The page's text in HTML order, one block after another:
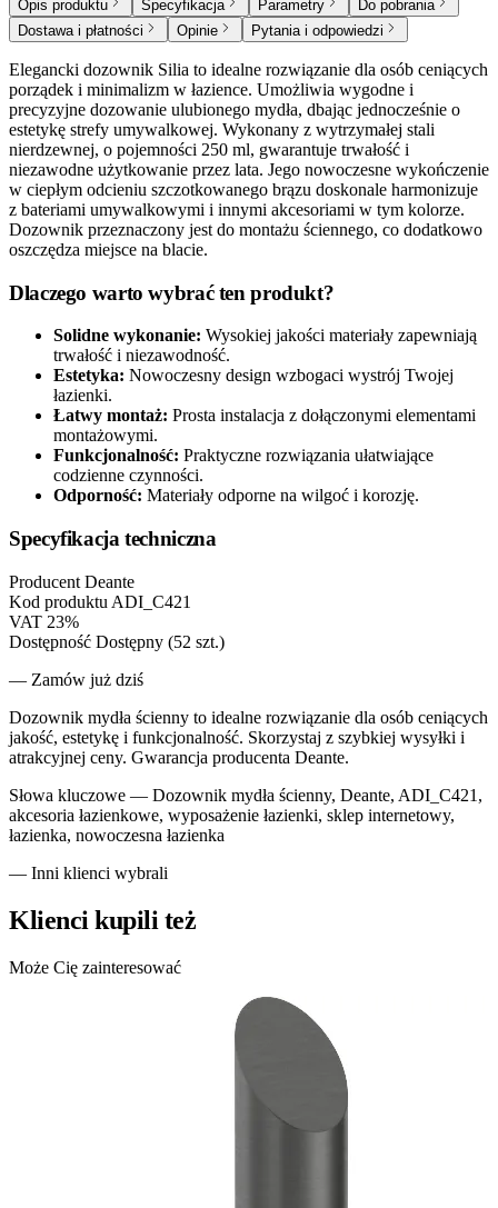
Opis produktu Specyfikacja Parametry
Do pobrania
Dostawa i płatności
Opinie Pytania i odpowiedzi
Elegancki dozownik Silia to idealne rozwiązanie dla osób ceniących
porządek i minimalizm w łazience. Umożliwia wygodne i
precyzyjne dozowanie ulubionego mydła, dbając jednocześnie o
estetykę strefy umywalkowej. Wykonany z wytrzymałej stali
nierdzewnej, o pojemności 250 ml, gwarantuje trwałość i
niezawodne użytkowanie przez lata. Jego nowoczesne wykończenie
w ciepłym odcieniu szczotkowanego brązu doskonale harmonizuje
z bateriami umywalkowymi i innymi akcesoriami w tym kolorze.
Dozownik przeznaczony jest do montażu ściennego, co dodatkowo
oszczędza miejsce na blacie.
Dlaczego warto wybrać ten produkt?
Solidne wykonanie: Wysokiej jakości materiały zapewniają
trwałość i niezawodność.
Estetyka: Nowoczesny design wzbogaci wystrój Twojej
łazienki.
Łatwy montaż: Prosta instalacja z dołączonymi elementami
montażowymi.
Funkcjonalność: Praktyczne rozwiązania ułatwiające
codzienne czynności.
Odporność: Materiały odporne na wilgoć i korozję.
Specyfikacja techniczna
Producent Deante
Kod produktu ADI_C421
VAT 23%
Dostępność Dostępny (52 szt.)
— Zamów już dziś
Dozownik mydła ścienny to idealne rozwiązanie dla osób ceniących
jakość, estetykę i funkcjonalność. Skorzystaj z szybkiej wysyłki i
atrakcyjnej ceny. Gwarancja producenta Deante.
Słowa kluczowe — Dozownik mydła ścienny, Deante, ADI_C421,
akcesoria łazienkowe, wyposażenie łazienki, sklep internetowy,
łazienka, nowoczesna łazienka
— Inni klienci wybrali
Klienci kupili też
Może Cię zainteresować